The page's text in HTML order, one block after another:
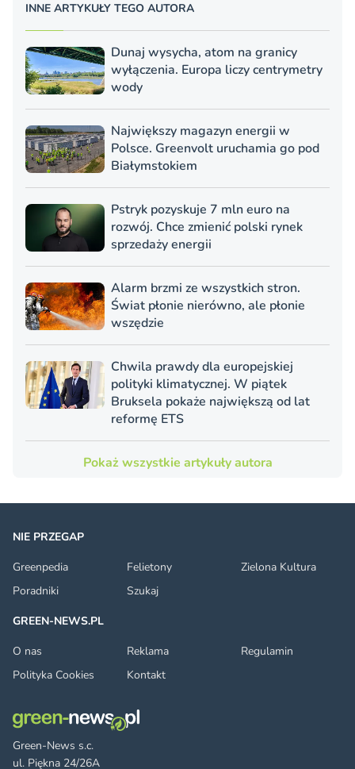
INNE ARTYKUŁY TEGO AUTORA
Dunaj wysycha, atom na granicy
wyłączenia. Europa liczy centrymetry
wody
Największy magazyn energii w
Polsce. Greenvolt uruchamia go pod
Białymstokiem
Pstryk pozyskuje 7 mln euro na
rozwój. Chce zmienić polski rynek
sprzedaży energii
Alarm brzmi ze wszystkich stron.
Świat płonie nierówno, ale płonie
wszędzie
Chwila prawdy dla europejskiej
polityki klimatycznej. W piątek
Bruksela pokaże największą od lat
reformę ETS
Pokaż wszystkie artykuły autora
Green-News s.c.
ul. Piękna 24/26A
NIE PRZEGAP
Greenpedia
Felietony
Zielona Kultura
Poradniki
Szukaj
GREEN-NEWS.PL
O nas
Reklama
Regulamin
Polityka Cookies
Kontakt